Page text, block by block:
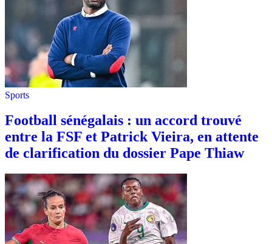
Sports
Football sénégalais : un accord trouvé
entre la FSF et Patrick Vieira, en attente
de clarification du dossier Pape Thiaw